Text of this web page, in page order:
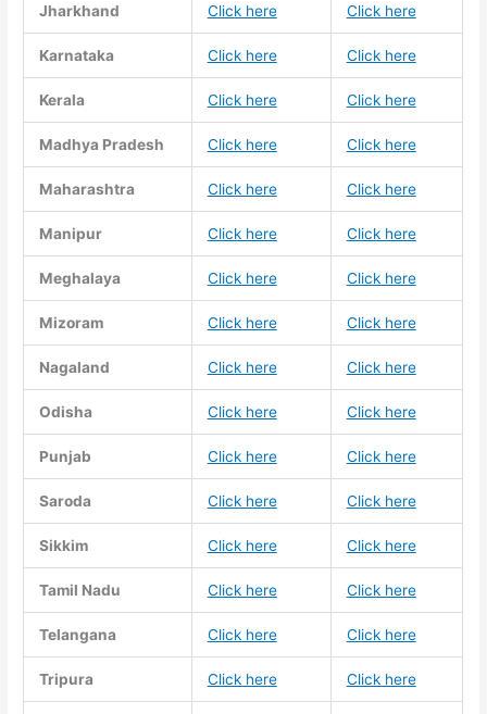
Jharkhand Click here Click here
Karnataka Click here Click here
Kerala Click here Click here
Madhya Pradesh Click here Click here
Maharashtra Click here Click here
Manipur Click here Click here
Meghalaya Click here Click here
Mizoram Click here Click here
Nagaland Click here Click here
Odisha Click here Click here
Punjab Click here Click here
Saroda Click here Click here
Sikkim Click here Click here
Tamil Nadu Click here Click here
Telangana Click here Click here
Tripura Click here Click here